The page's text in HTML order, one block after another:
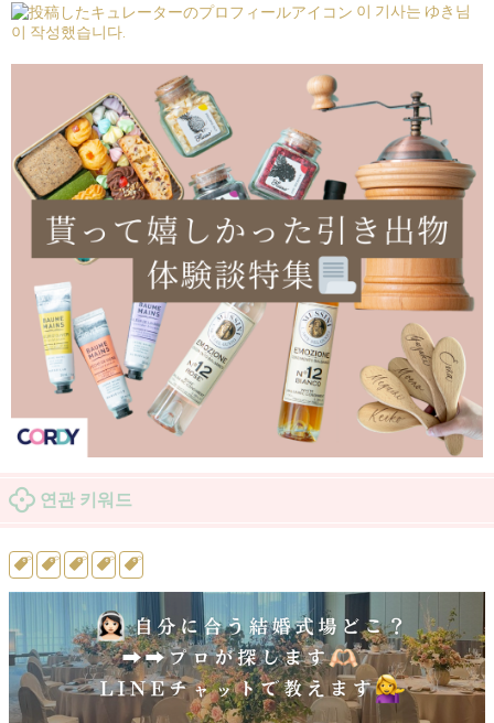
이 기사는 ゆき님
이 작성했습니다.
연관 키워드